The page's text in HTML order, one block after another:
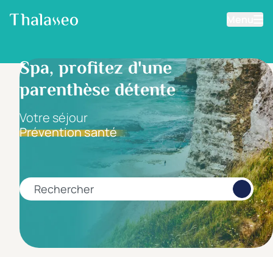
Aller au contenu principal
Spa, profitez d'une
parenthèse détente
Votre séjour
Prévention santé
Rechercher
Filtrer les résultats
Fourchette de prix
Prix par personne
Maximum
5 étoiles *****
(0)